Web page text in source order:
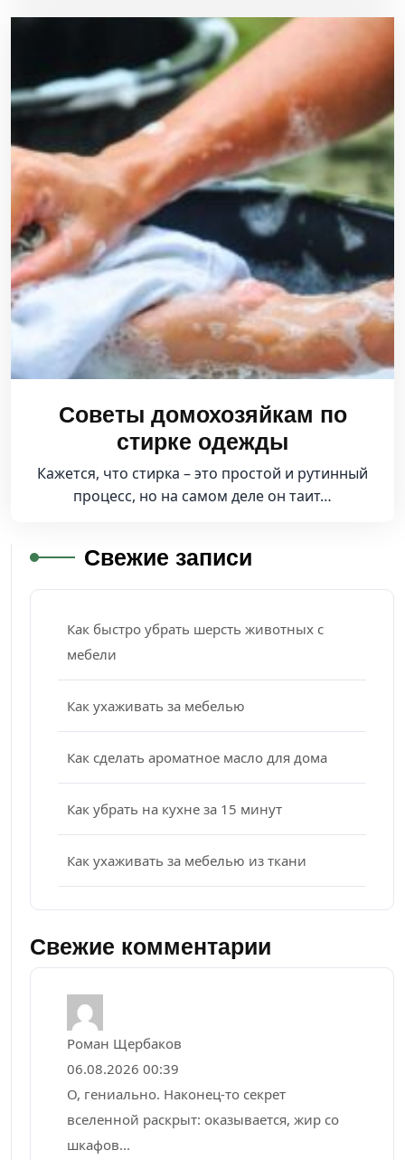
Советы домохозяйкам по
стирке одежды
Кажется, что стирка – это простой и рутинный
процесс, но на самом деле он таит…
Свежие записи
Как быстро убрать шерсть животных с
мебели
Как ухаживать за мебелью
Как сделать ароматное масло для дома
Как убрать на кухне за 15 минут
Как ухаживать за мебелью из ткани
Свежие комментарии
Роман Щербаков
06.08.2026 00:39
О, гениально. Наконец-то секрет
вселенной раскрыт: оказывается, жир со
шкафов...